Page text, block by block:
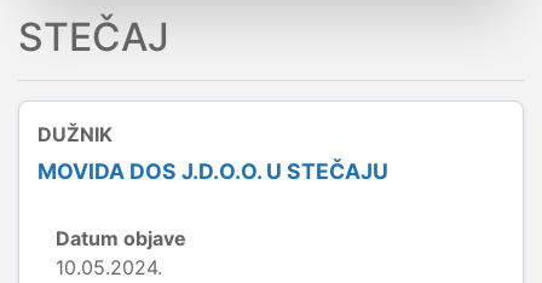
STEČAJ
DUŽNIK
MOVIDA DOS J.D.O.O. U STEČAJU
Datum objave
10.05.2024.